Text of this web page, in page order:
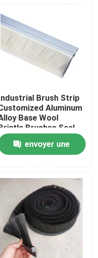
Brush Strip
Aluminum
Base Wool
Brushes Seal
Brush
envoyer une